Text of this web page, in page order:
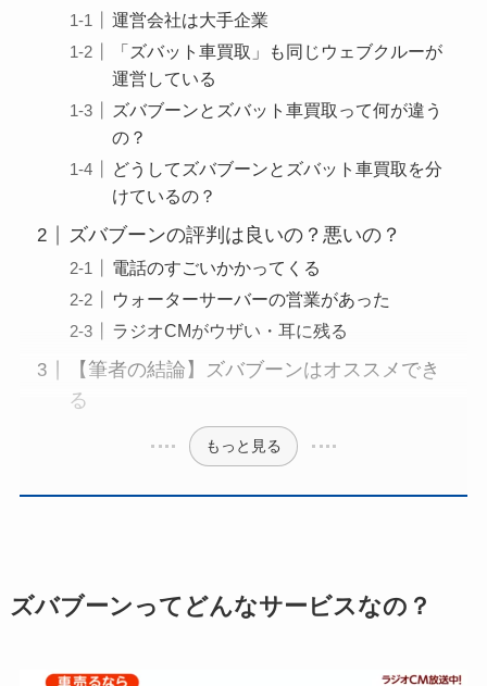
運営会社は大手企業
「ズバット車買取」も同じウェブクルーが
運営している
ズバブーンとズバット車買取って何が違う
の？
どうしてズバブーンとズバット車買取を分
けているの？
ズバブーンの評判は良いの？悪いの？
電話のすごいかかってくる
ウォーターサーバーの営業があった
ラジオCMがウザい・耳に残る
【筆者の結論】ズバブーンはオススメでき
る
もっと見る
ズバブーンってどんなサービスなの？